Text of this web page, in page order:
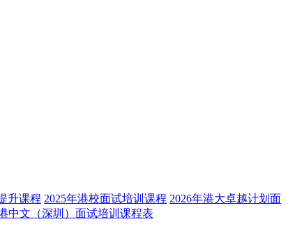
升课程 2025年港校面试培训课程 2026年港大卓越计划面
中文（深圳）面试培训课程表